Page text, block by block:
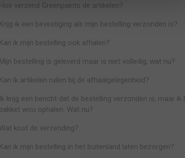
Hoe verzend Greenpaints de artikelen?
Krijg ik een bevestiging als mijn bestelling verzonden is?
Kan ik mijn bestelling ook afhalen?
Mijn bestelling is geleverd maar is niet volledig, wat nu?
Kan ik artikelen ruilen bij de afhaalgelegenheid?
Ik krijg een bericht dat de bestelling verzonden is, maar ik
pakket wou ophalen. Wat nu?
Wat kost de verzending?
Kan ik mijn bestelling in het buitenland laten bezorgen?